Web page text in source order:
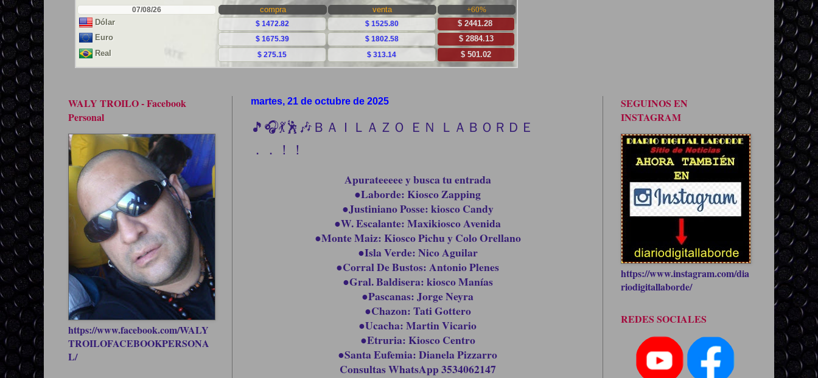
martes, 21 de octubre de 2025
🎵🎧💃🕺🎶ＢＡＩＬＡＺＯ ＥＮ ＬＡＢＯＲＤＥ
．．！！
Apurateeeee y busca tu entrada
●Laborde: Kiosco Zapping
●Justiniano Posse: kiosco Candy
●W. Escalante: Maxikiosco Avenida
●Monte Maiz: Kiosco Pichu y Colo Orellano
●Isla Verde: Nico Aguilar
●Corral De Bustos: Antonio Plenes
●Gral. Baldisera: kiosco Manías
●Pascanas: Jorge Neyra
●Chazon: Tati Gottero
●Ucacha: Martin Vicario
●Etruria: Kiosco Centro
●Santa Eufemia: Dianela Pizzarro
Consultas WhatsApp 3534062147
WALY TROILO - Facebook
Personal
https://www.facebook.com/WALY
TROILOFACEBOOKPERSONA
L/
SEGUINOS EN
INSTAGRAM
https://www.instagram.com/dia
riodigitallaborde/
REDES SOCIALES